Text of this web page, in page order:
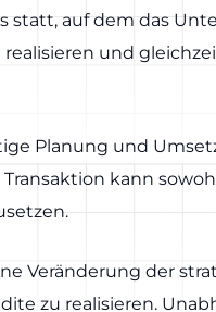
statt, auf dem das
und
Planung und
kann
Veränderung der
zu realisieren.